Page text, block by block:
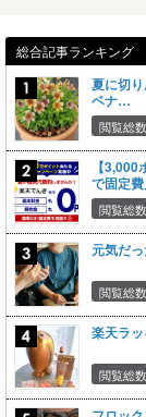
総合記事ランキング
夏に切
ベナ…
閲覧総
【
で固定
閲覧総
元気だ
閲覧総
楽天ラッ
閲覧総